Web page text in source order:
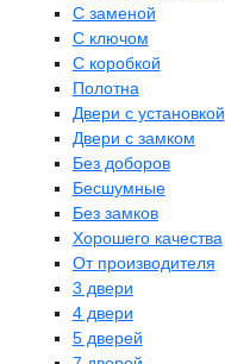
С заменой
С ключом
С коробкой
Полотна
Двери с установкой
Двери с замком
Без доборов
Бесшумные
Без замков
Хорошего качества
От производителя
3 двери
4 двери
5 дверей